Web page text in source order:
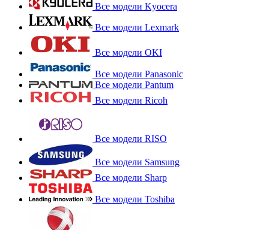
Все модели Kyocera
Все модели Lexmark
Все модели OKI
Все модели Panasonic
Все модели Pantum
Все модели Ricoh
Все модели RISO
Все модели Samsung
Все модели Sharp
Все модели Toshiba